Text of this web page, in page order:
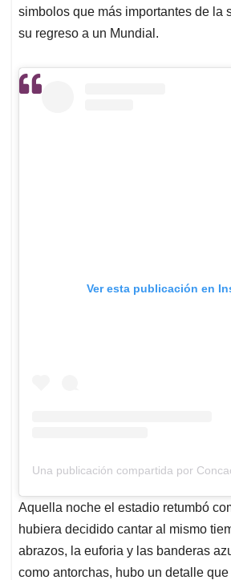
simbolos que más importantes de la
su regreso a un Mundial.
Ver esta publicación en
Una publicación compartida por
Aquella noche el estadio retumbó
hubiera decidido cantar al mismo
abrazos, la euforia y las banderas
como antorchas, hubo un detalle